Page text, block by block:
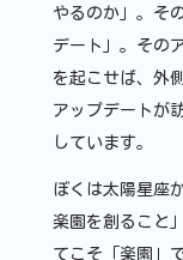
やるのか」。そ
デート」。その
を起こせば、外
アップデートが
しています。
ぼくは太陽星座
楽園を創ること
てこそ「楽園」